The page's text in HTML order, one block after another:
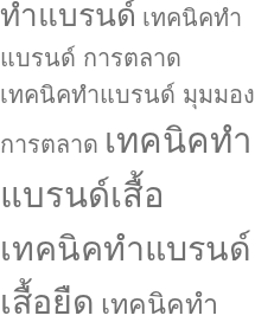
ทำแบรนด์ เทคนิคทำ
แบรนด์ การตลาด
เทคนิคทำแบรนด์ มุมมอง
การตลาด เทคนิคทำ
แบรนด์เสื้อ
เทคนิคทำแบรนด์
เสื้อยืด เทคนิคทำ